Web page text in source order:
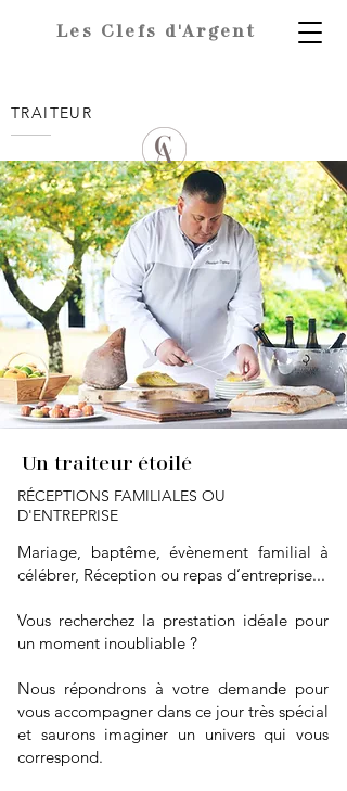
Les Clefs d'Argent
TRAITEUR
Un traiteur étoilé
RÉCEPTIONS FAMILIALES OU
D'ENTREPRISE
Mariage, baptême, évènement familial à
célébrer, Réception ou repas d’entreprise...
Vous recherchez la prestation idéale pour
un moment inoubliable ?
Nous répondrons à votre demande pour
vous accompagner dans ce jour très spécial
et saurons imaginer un univers qui vous
correspond.